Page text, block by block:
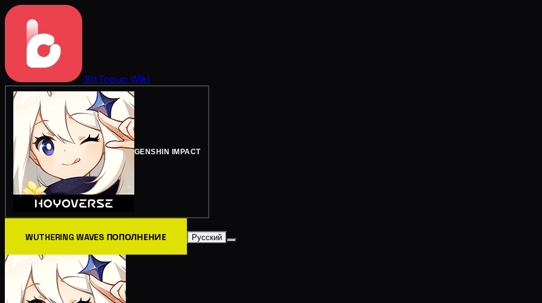
BitTopup Wiki
GENSHIN IMPACT
WUTHERING WAVES ПОПОЛНЕНИЕ Русский